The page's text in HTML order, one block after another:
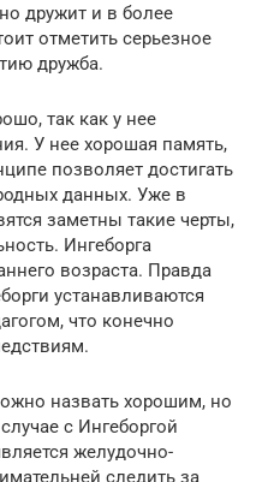
дружит и в более
отметить серьезное
дружба.
так как у нее
У нее хорошая память,
позволяет достигать
данных. Уже в
заметны такие черты,
Ингеборга
возраста. Правда
устанавливаются
что конечно
назвать хорошим, но
с Ингеборгой
желудочно-
следить за